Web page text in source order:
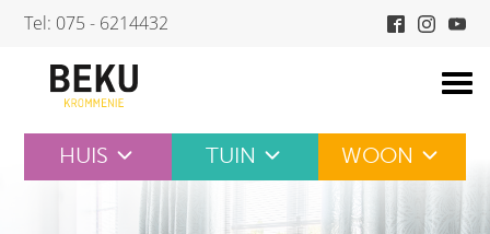
Skip
content
Tel: 075 - 6214432
HUIS TUIN WOON